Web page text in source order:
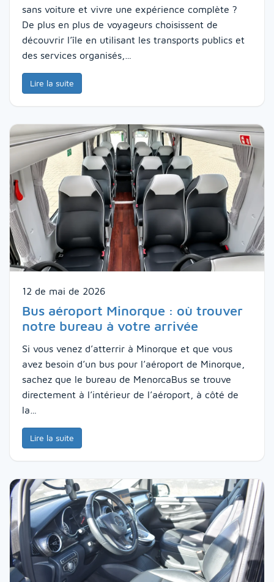
sans voiture et vivre une expérience complète ?
De plus en plus de voyageurs choisissent de
découvrir l’île en utilisant les transports publics et
des services organisés,…
Lire la suite
12 de mai de 2026
Bus aéroport Minorque : où trouver
notre bureau à votre arrivée
Si vous venez d’atterrir à Minorque et que vous
avez besoin d’un bus pour l’aéroport de Minorque,
sachez que le bureau de MenorcaBus se trouve
directement à l’intérieur de l’aéroport, à côté de
la…
Lire la suite